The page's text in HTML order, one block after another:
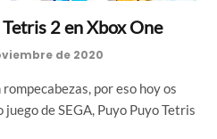
2 en Xbox One
de 2020
por eso hoy os
de SEGA, Puyo Puyo Tetris